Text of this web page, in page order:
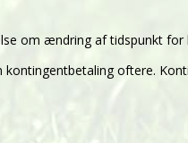
om ændring af tidspunkt
oftere.